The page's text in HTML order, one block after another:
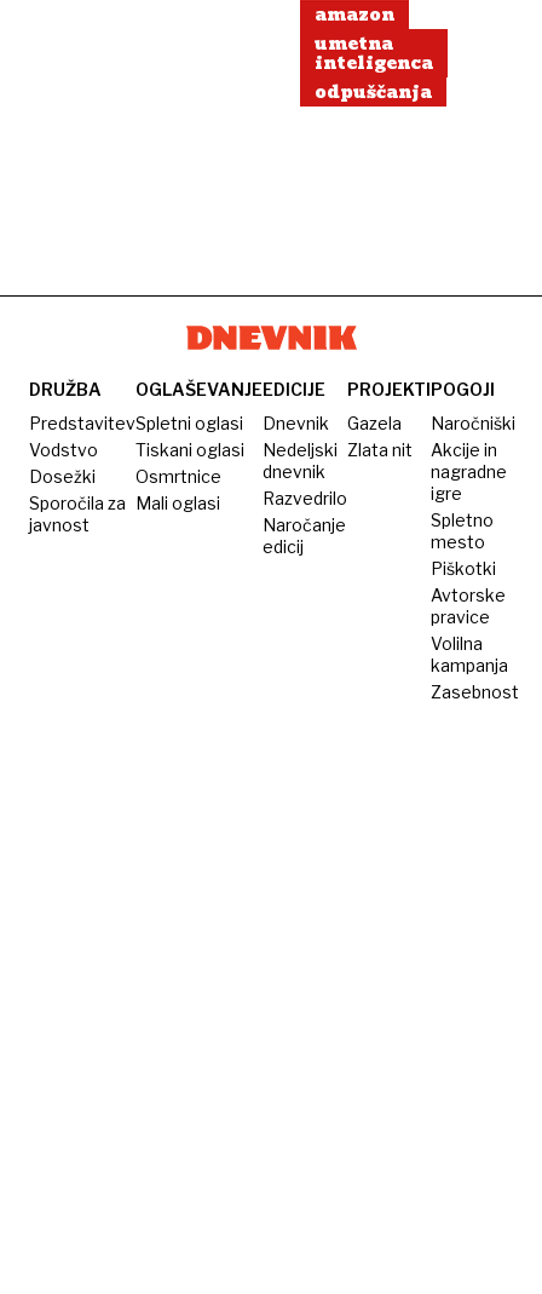
amazon
umetna
inteligenca
odpuščanja
DRUŽBA
Predstavitev
Vodstvo
Dosežki
Sporočila za
javnost
OGLAŠEVANJE
Spletni oglasi
Tiskani oglasi
Osmrtnice
Mali oglasi
EDICIJE
Dnevnik
Nedeljski
dnevnik
Razvedrilo
Naročanje
edicij
PROJEKTI
Gazela
Zlata nit
POGOJI
Naročniški
Akcije in
nagradne
igre
Spletno
mesto
Piškotki
Avtorske
pravice
Volilna
kampanja
Zasebnost